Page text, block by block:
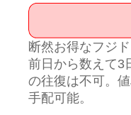
断然お得なフジ
前日から数えて3
の往復は不可。
手配可能。